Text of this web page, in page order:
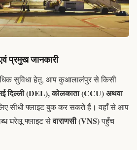
प्रमुख जानकारी
सुविधा हेतु, आप कुआलालंपुर से किसी
दिल्ली (DEL), कोलकाता (CCU) अथवा
सीधी फ्लाइट बुक कर सकते हैं। वहाँ से आप
घरेलू फ्लाइट सेवाराणसी (VNS)पहुँच